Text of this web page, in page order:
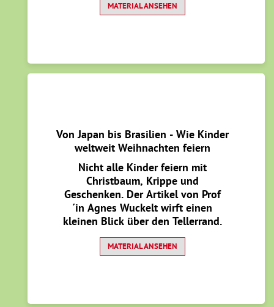
MATERIAL ANSEHEN
Von Japan bis Brasilien - Wie Kinder
weltweit Weihnachten feiern
Nicht alle Kinder feiern mit
Christbaum, Krippe und
Geschenken. Der Artikel von Prof
´in Agnes Wuckelt wirft einen
kleinen Blick über den Tellerrand.
MATERIAL ANSEHEN